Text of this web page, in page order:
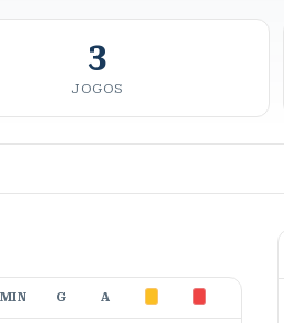
3
JOGOS
MIN G A